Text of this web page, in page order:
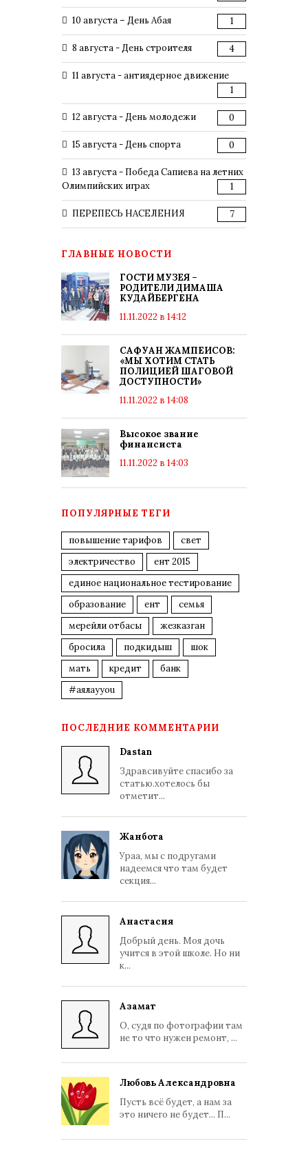
10 августа – День Абая 1
8 августа - День строителя 4
11 августа - антиядерное движение
1
12 августа - День молодежи 0
15 августа - День спорта 0
13 августа - Победа Сапиева на летних
Олимпийских играх
1
ПЕРЕПЕСЬ НАСЕЛЕНИЯ 7
ГЛАВНЫЕ НОВОСТИ
ГОСТИ МУЗЕЯ –
РОДИТЕЛИ ДИМАША
КУДАЙБЕРГЕНА
11.11.2022 в 14:12
САФУАН ЖАМПЕИСОВ:
«МЫ ХОТИМ СТАТЬ
ПОЛИЦИЕЙ ШАГОВОЙ
ДОСТУПНОСТИ»
11.11.2022 в 14:08
Высокое звание
финансиста
11.11.2022 в 14:03
ПОПУЛЯРНЫЕ ТЕГИ
повышение тарифов
свет
электричество
ент 2015
единое национальное тестирование
образование
ент
семья
мерейли отбасы
жезказган
бросила
подкидыш
шок
мать
кредит
банк
#аялауyou
ПОСЛЕДНИЕ КОММЕНТАРИИ
Dastan
Здравсивуйте спасибо за
статью.хотелось бы
отметит...
Жанбота
Ураа, мы с подругами
надеемся что там будет
секция...
Анастасия
Добрый день. Моя дочь
учится в этой школе. Но ни
к...
Азамат
О, судя по фотографии там
не то что нужен ремонт, ...
Любовь Александровна
Пусть всё будет, а нам за
это ничего не будет... П...